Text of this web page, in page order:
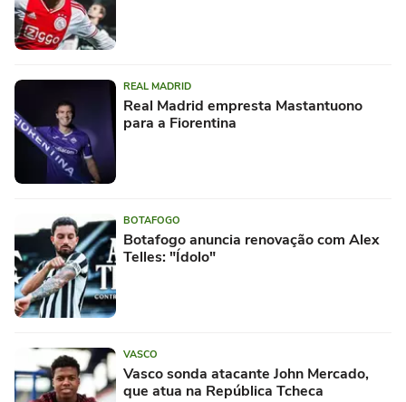
REAL MADRID
Real Madrid empresta Mastantuono
para a Fiorentina
BOTAFOGO
Botafogo anuncia renovação com Alex
Telles: "Ídolo"
VASCO
Vasco sonda atacante John Mercado,
que atua na República Tcheca